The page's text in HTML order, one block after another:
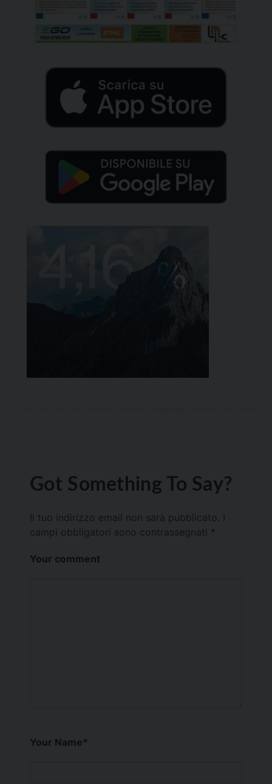
Got Something To Say?
Il tuo indirizzo email non sarà pubblicato.
campi obbligatori sono contrassegnati *
Your comment
Your Name*